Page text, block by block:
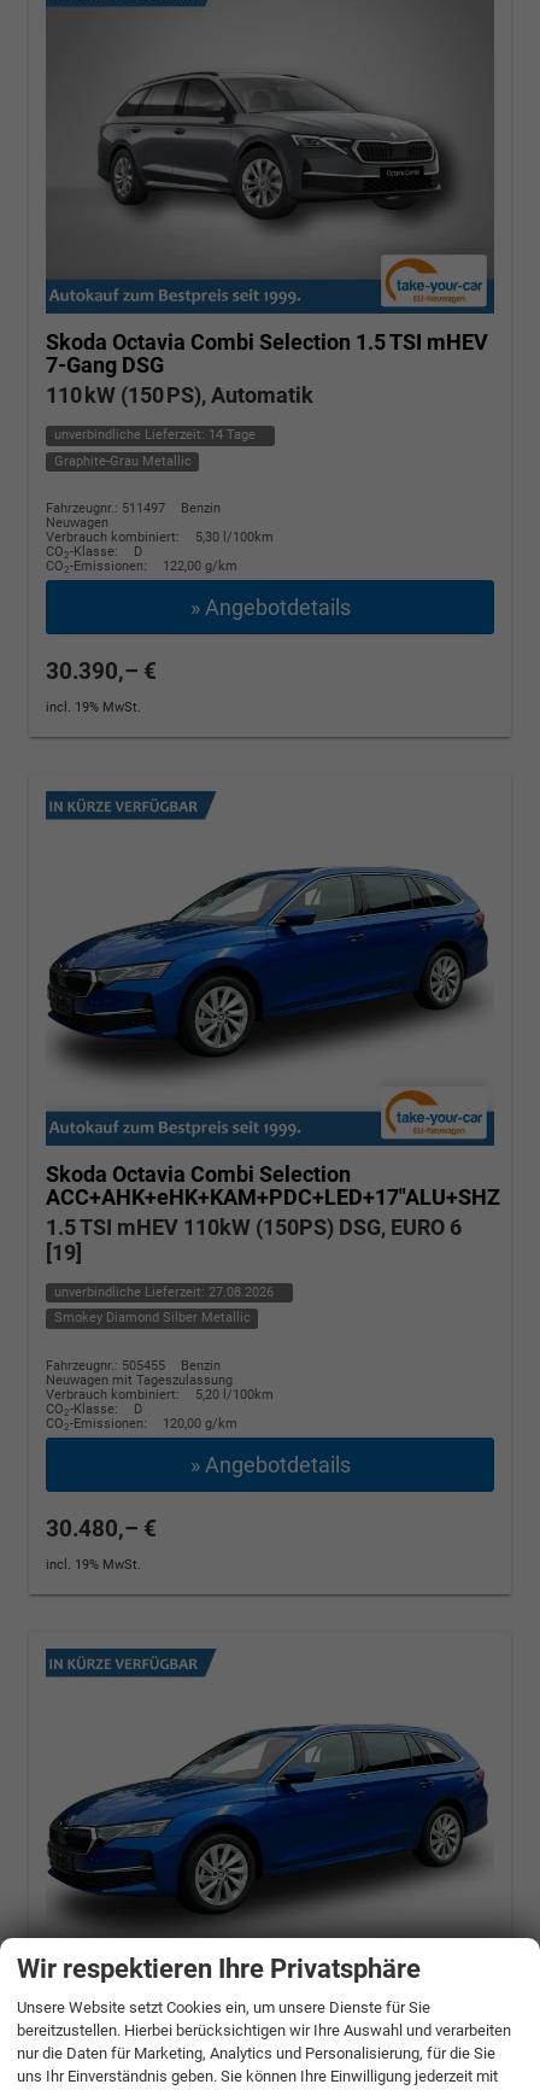
Skoda Octavia Combi Selection 1.5 TSI mHEV
7-Gang DSG
110 kW (150 PS), Automatik
unverbindliche Lieferzeit: 14 Tage
Graphite-Grau Metallic
Fahrzeugnr.: 511497
Benzin
Neuwagen
Verbrauch kombiniert:
5,30 l/100km
CO2-Klasse:
D
CO2-Emissionen: 122,00 g/km
» Angebotdetails
30.390,– €
incl. 19% MwSt.
Skoda Octavia Combi Selection
ACC+AHK+eHK+KAM+PDC+LED+17"ALU+SHZ
1.5 TSI mHEV 110kW (150PS) DSG, EURO 6
[19]
unverbindliche Lieferzeit: 27.08.2026
Smokey Diamond Silber Metallic
Fahrzeugnr.: 505455
Benzin
Neuwagen mit Tageszulassung
Verbrauch kombiniert:
5,20 l/100km
CO2-Klasse:
D
CO2-Emissionen: 120,00 g/km
» Angebotdetails
30.480,– €
incl. 19% MwSt.
Skoda Octavia CombiSelection
ACC+AHK+eHK+KAM+PDC+LED+17"ALU+SHZ
1.5 TSI mHEV 110kW (150PS) DSG, EURO 6
Wir respektieren Ihre Privatsphäre
Unsere Website setzt Cookies ein, um unsere Dienste für Sie
bereitzustellen. Hierbei berücksichtigen wir Ihre Auswahl und verarbeiten
nur die Daten für Marketing, Analytics und Personalisierung, für die Sie
uns Ihr Einverständnis geben. Sie können Ihre Einwilligung jederzeit mit